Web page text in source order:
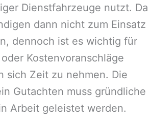
Dienstfahrzeuge nutzt. Da
dann nicht zum Einsatz
dennoch ist es wichtig für
Kostenvoranschläge
sich Zeit zu nehmen. Die
Gutachten muss gründliche
Arbeit geleistet werden.